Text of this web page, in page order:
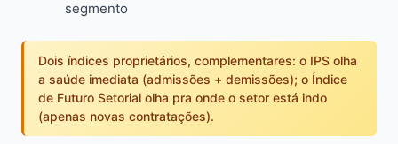
segmento
Dois índices proprietários, complementares: o IPS olha
a saúde imediata (admissões + demissões); o Índice
de Futuro Setorial olha pra onde o setor está indo
(apenas novas contratações).